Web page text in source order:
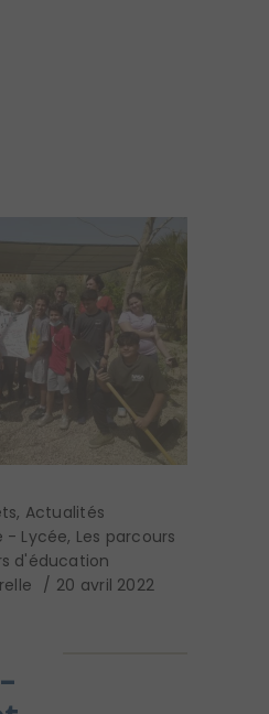
, Actualités
- Lycée, Les parcours
d'éducation
20 avril 2022